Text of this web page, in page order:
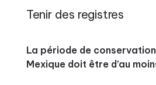
Tenir des registres
La période de
Mexique doit être d’au